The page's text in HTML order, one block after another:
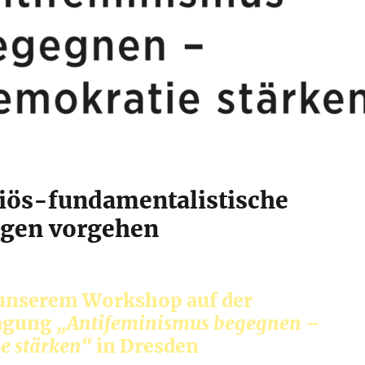
fundamentalistische
vorgehen
Workshop auf der
„Antifeminismus begegnen –
stärken“in Dresden